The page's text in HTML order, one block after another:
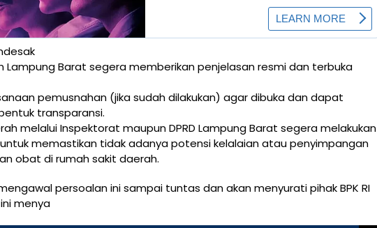
Lampung Barat segera memberikan penjelasan resmi dan terbuka
pemusnahan (jika sudah dilakukan) agar dibuka dan dapat
transparansi.
melalui Inspektorat maupun DPRD Lampung Barat segera melakukan
memastikan tidak adanya potensi kelalaian atau penyimpangan
obat di rumah sakit daerah.
persoalan ini sampai tuntas dan akan menyurati pihak BPK RI
menya